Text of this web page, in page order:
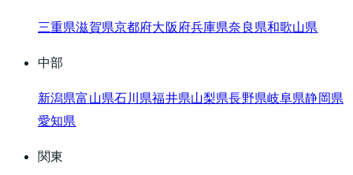
三重県滋賀県京都府大阪府兵庫県奈良県和歌山県
中部
新潟県富山県石川県福井県山梨県長野県岐阜県静岡県
愛知県
関東